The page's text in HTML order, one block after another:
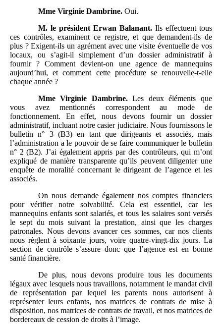
Mme Virginie Dambrine.Oui.
M. le président Erwan Balanant.Ils effectuent tous
ces contrôles, examinent ce registre, et que demandent-ils de
plus ? Exigent-ils un agrément avec une visite éventuelle de vos
locaux, ou s’agit-il simplement d’un dossier administratif à
fournir ? Comment devient-on une agence de mannequins
aujourd’hui, et comment cette procédure se renouvelle-t-elle
chaque année ?
Mme Virginie Dambrine.Les deux éléments que
vous avez mentionnés correspondent au mode de
fonctionnement. En effet, nous devons fournir un dossier
administratif, incluant notre casier judiciaire. Nous fournissons le
bulletin n° 3 (B3) en tant que dirigeants et associés, mais
l’administration a le pouvoir de se faire communiquer le bulletin
n° 2 (B2). J’ai également appris par des contrôleurs, qui m’ont
expliqué de manière transparente qu’ils peuvent diligenter une
enquête de moralité concernant le dirigeant de l’agence et les
associés.
On nous demande également nos comptes financiers
pour vérifier notre solvabilité. Cela est essentiel, car les
mannequins enfants sont salariés, et tous les salaires sont versés
le sept du mois suivant la prestation, ainsi que les charges
patronales. Nous devons avancer ces sommes, car nos clients
nous règlent à soixante jours, voire quatre-vingt-dix jours. La
section de contrôle s’assure donc que l’agence est en bonne
santé financière.
De plus, nous devons produire tous les documents
légaux avec lesquels nous travaillons, notamment le mandat civil
de représentation par lequel les parents nous autorisent à
représenter leurs enfants, nos matrices de contrats de mise à
disposition, nos matrices de contrats de travail, et nos matrices de
bordereaux de cession de droits à l’image.